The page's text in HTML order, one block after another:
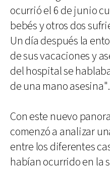
ocurrió el 6 de junio
bebés y otros dos
Un día después la
de sus vacaciones y
del hospital se
de una mano asesina".
Con este nuevo
comenzó a analizar
entre los diferentes
habían ocurrido en la